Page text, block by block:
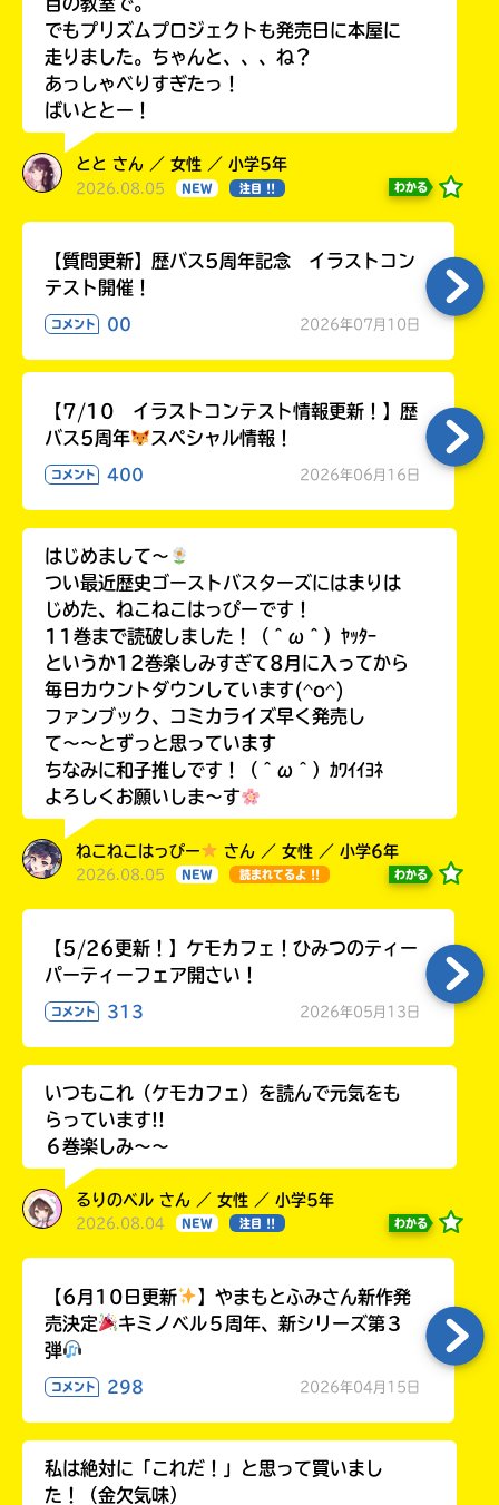
目の教室で。
でもプリズムプロジェクトも発売日に本屋に
走りました。ちゃんと、、、ね？
あっしゃべりすぎたっ！
ばいととー！
とと さん ／ 女性 ／ 小学5年
2026.08.05 NEW 注目 !! わかる
【質問更新】歴バス5周年記念 イラストコン
テスト開催！
コメント 00 2026年07月10日
【7/10 イラストコンテスト情報更新！】歴
バス5周年
スペシャル情報！
コメント 400 2026年06月16日
はじめまして〜
つい最近歴史ゴーストバスターズにはまりは
じめた、ねこねこはっぴーです！
11巻まで読破しました！（＾ω＾）ﾔｯﾀｰ
というか12巻楽しみすぎて8月に入ってから
毎日カウントダウンしています(^o^)
ファンブック、コミカライズ早く発売し
て〜〜とずっと思っています
ちなみに和子推しです！（＾ω＾）ｶﾜｲｲﾖﾈ
よろしくお願いしま〜す
ねこねこはっぴー さん ／ 女性 ／ 小学6年
2026.08.05 NEW 読まれてるよ !! わかる
【5/26更新！】ケモカフェ！ひみつのティー
パーティーフェア開さい！
コメント 313 2026年05月13日
いつもこれ（ケモカフェ）を読んで元気をも
らっています!!
６巻楽しみ～～
るりのベル さん ／ 女性 ／ 小学5年
2026.08.04 NEW 注目 !! わかる
【6月10日更新
】やまもとふみさん新作発
売決定
キミノベル５周年、新シリーズ第３
弾
コメント 298 2026年04月15日
私は絶対に「これだ！」と思って買いまし
た！（金欠気味）